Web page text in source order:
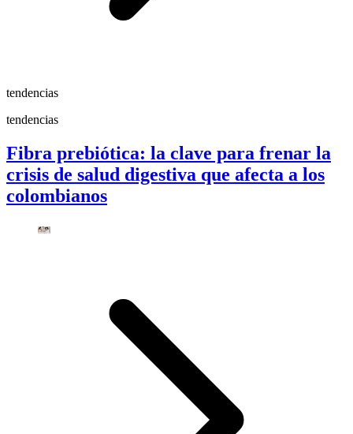
tendencias
tendencias
Fibra prebiótica: la clave para frenar la
crisis de salud digestiva que afecta a los
colombianos